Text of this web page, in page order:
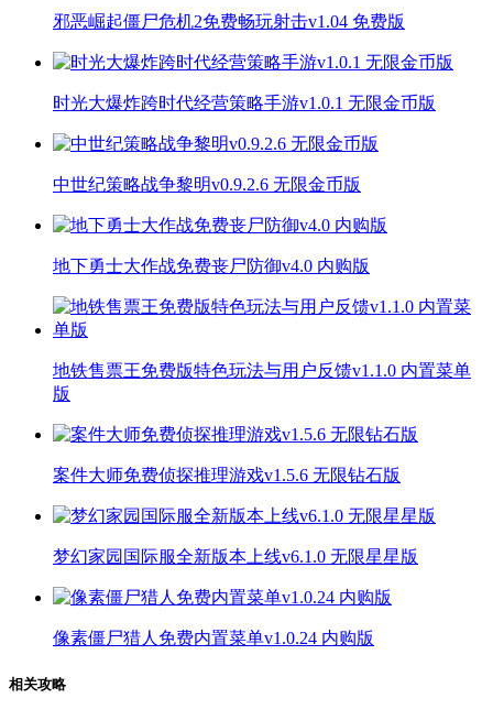
邪恶崛起僵尸危机2免费畅玩射击v1.04 免费版
时光大爆炸跨时代经营策略手游v1.0.1 无限金币版
中世纪策略战争黎明v0.9.2.6 无限金币版
地下勇士大作战免费丧尸防御v4.0 内购版
地铁售票王免费版特色玩法与用户反馈v1.1.0 内置菜单
版
案件大师免费侦探推理游戏v1.5.6 无限钻石版
梦幻家园国际服全新版本上线v6.1.0 无限星星版
像素僵尸猎人免费内置菜单v1.0.24 内购版
相关攻略